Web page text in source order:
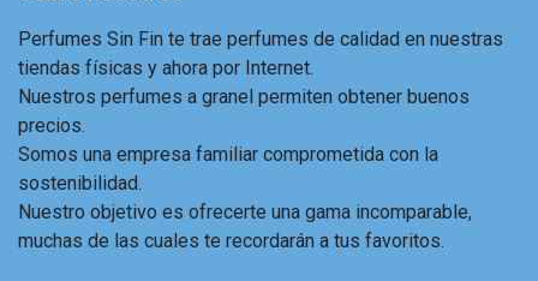
Perfumes Sin Fin te trae perfumes de calidad en nuestras
tiendas físicas y ahora por Internet.
Nuestros perfumes a granel permiten obtener buenos
precios.
Somos una empresa familiar comprometida con la
sostenibilidad.
Nuestro objetivo es ofrecerte una gama incomparable,
muchas de las cuales te recordarán a tus favoritos.